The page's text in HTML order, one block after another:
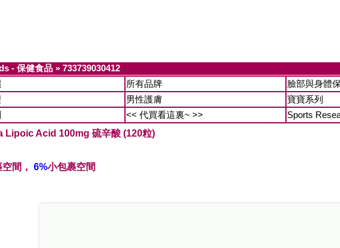
- 保健食品 » 733739030412
所有品牌
臉部與身體
男性護膚
寶寶系列
<< 代買看這裏~ >>
Sports
Lipoic Acid 100mg 硫辛酸 (120粒)
間， 6%小包裹空間